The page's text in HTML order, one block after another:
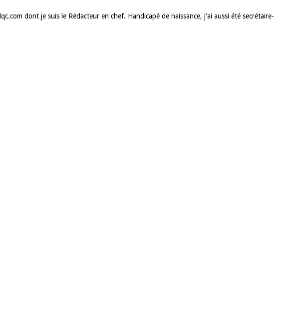
dont je suis le Rédacteur en chef. Handicapé de naissance, j'ai aussi été secrétaire-